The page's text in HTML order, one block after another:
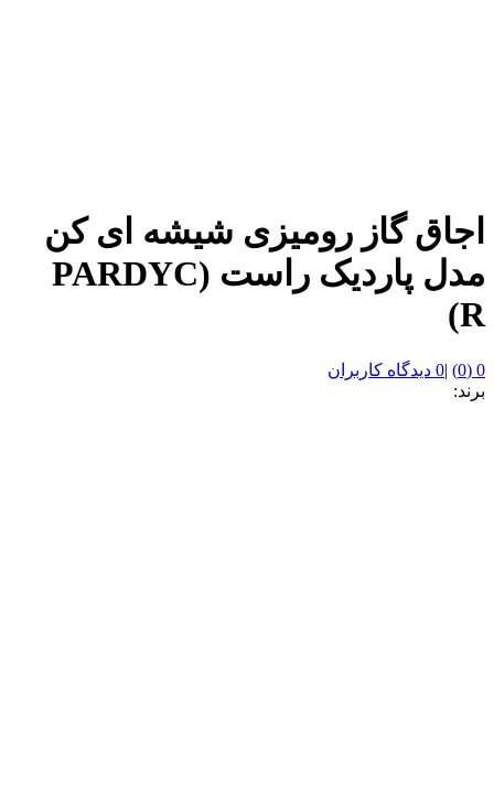
اجاق گاز رومیزی شیشه ای کن
مدل پاردیک راست (PARDYC
R)
0 (0)
|0 دیدگاه کاربران
برند: